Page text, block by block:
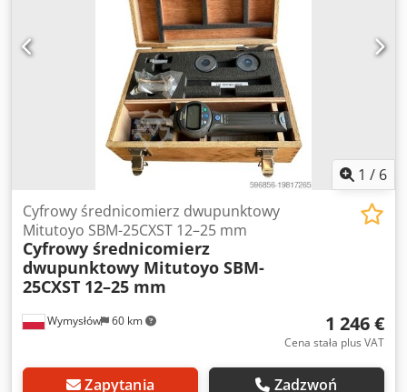
1 / 6
Wymysłów 60 km
Cyfrowy średnicomierz dwupunktowy
Mitutoyo SBM-25CXST 12–25 mm
Cyfrowy średnicomierz
dwupunktowy Mitutoyo SBM-
25CXST 12–25 mm
1 246 €
Cena stała plus VAT
Zapytania Zadzwoń